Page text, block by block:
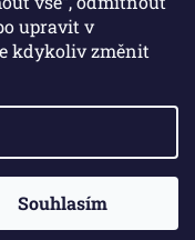
upravit v
kdykoliv změnit
Souhlasím
Kč • Platí pouze do
práva vyhrazena.